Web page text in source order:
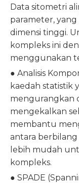
Data sitometri
parameter,
dimensi tinggi.
kompleks ini
menggunakan
● Analisis
kaedah statistik
mengurangkan
mengekalkan
membantu
antara
lebih mudah
kompleks.
● SPADE